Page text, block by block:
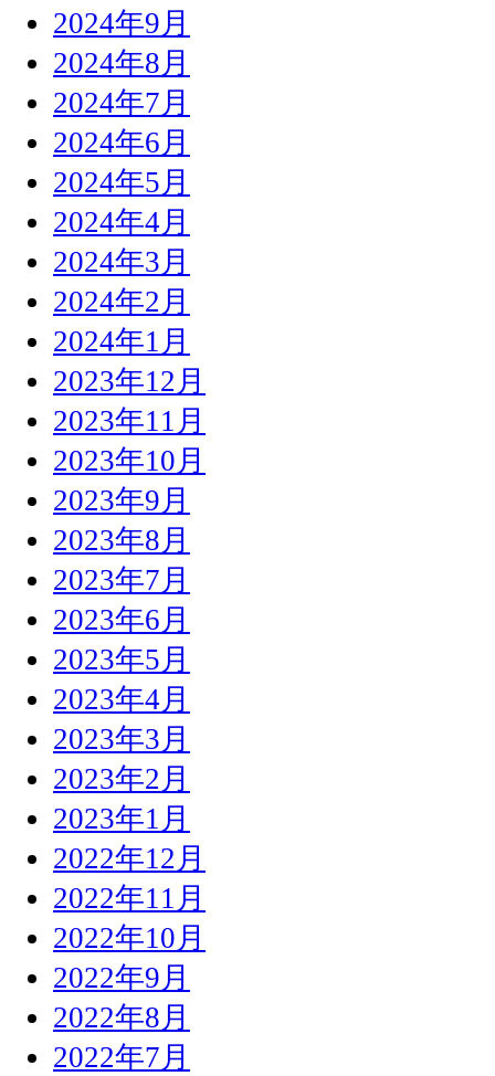
2024年9月
2024年8月
2024年7月
2024年6月
2024年5月
2024年4月
2024年3月
2024年2月
2024年1月
2023年12月
2023年11月
2023年10月
2023年9月
2023年8月
2023年7月
2023年6月
2023年5月
2023年4月
2023年3月
2023年2月
2023年1月
2022年12月
2022年11月
2022年10月
2022年9月
2022年8月
2022年7月